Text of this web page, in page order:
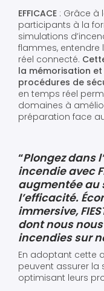
EFFICACE : Grâce à
participants à la
simulations
flammes, entendre
réel connecté.
la mémorisation
procédures de
en temps réel
domaines à
préparation face
“Plongez dans
incendie avec
augmentée au
l’efficacité.
immersive,
dont nous
incendies sur
En adoptant cette
peuvent assurer la
optimisant leurs